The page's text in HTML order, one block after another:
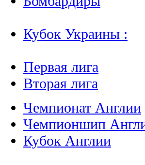
Кубок Украины :
Первая лига
Вторая лига
Чемпионат Англии
Чемпионшип
Кубок Англии